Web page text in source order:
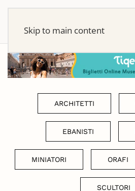
Skip to main content
ARCHITETTI
EBANISTI
MINIATORI ORAFI
SCULTORI